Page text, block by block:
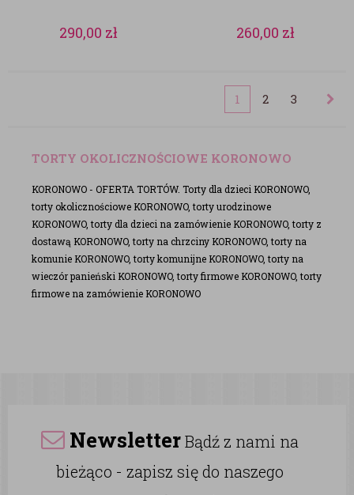
290,00 zł 260,00 zł
1 2 3
TORTY OKOLICZNOŚCIOWE KORONOWO
KORONOWO - OFERTA TORTÓW. Torty dla dzieci KORONOWO,
torty okolicznościowe KORONOWO, torty urodzinowe
KORONOWO, torty dla dzieci na zamówienie KORONOWO, torty z
dostawą KORONOWO, torty na chrzciny KORONOWO, torty na
komunie KORONOWO, torty komunijne KORONOWO, torty na
wieczór panieński KORONOWO, torty firmowe KORONOWO, torty
firmowe na zamówienie KORONOWO
NewsletterBądź z nami na
bieżąco - zapisz się do naszego